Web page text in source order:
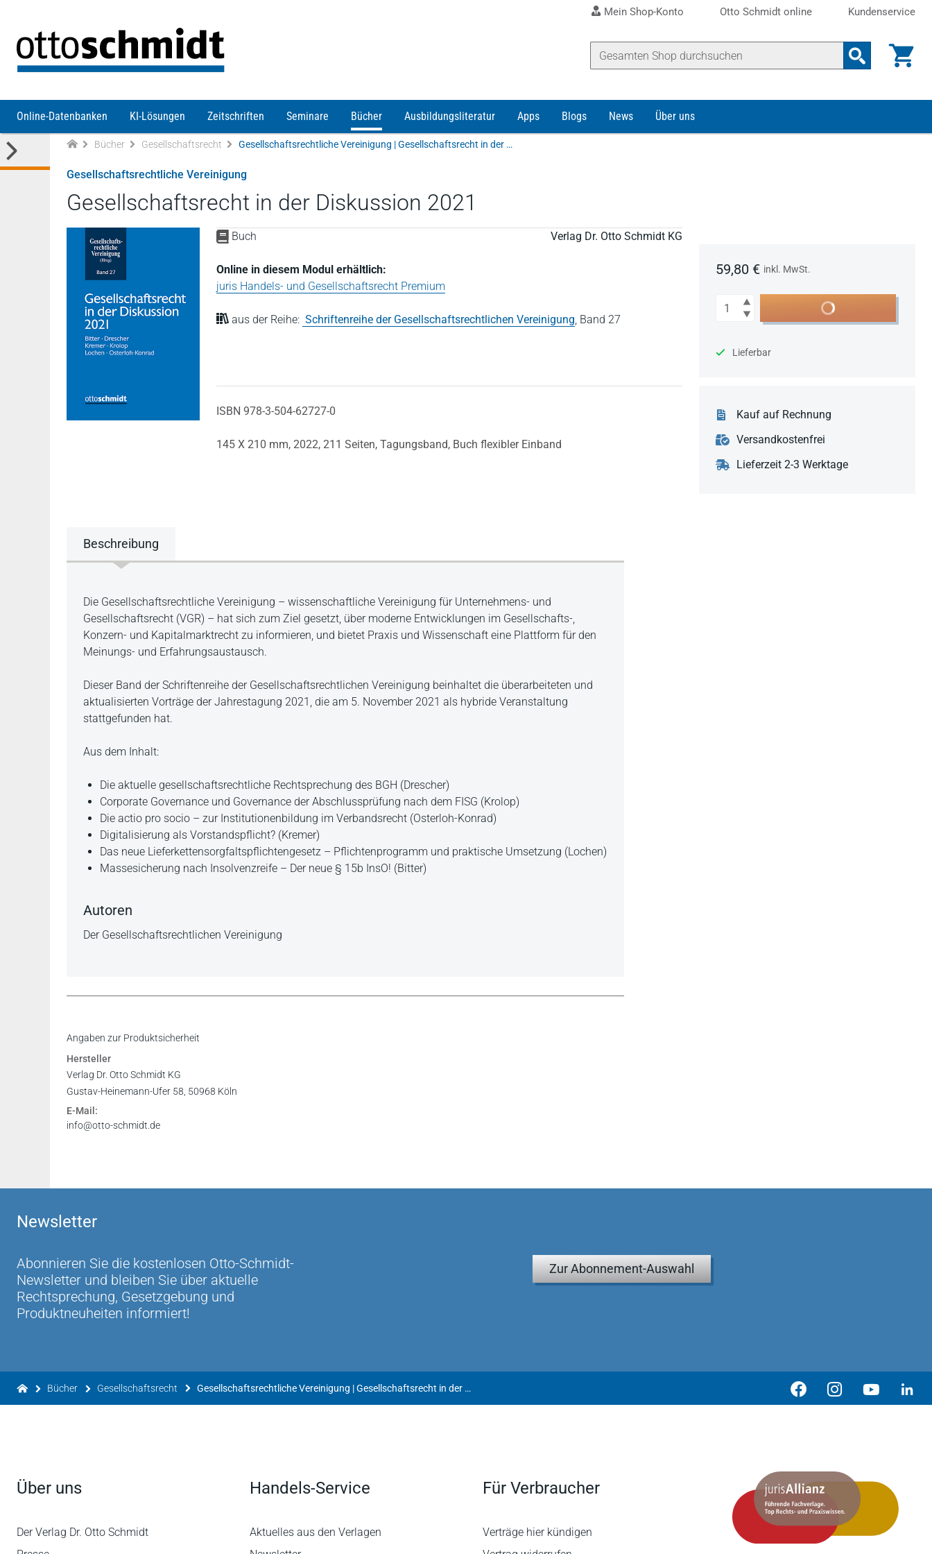
Mein Shop-Konto Otto Schmidt online Kundenservice
Online-Datenbanken KI-Lösungen Zeitschriften Seminare Bücher Ausbildungsliteratur Apps Blogs News Über uns
Bücher Gesellschaftsrecht Gesellschaftsrechtliche Vereinigung | Gesellschaftsrecht in der Diskussion 2021
Gesellschaftsrechtliche Vereinigung
Gesellschaftsrecht in der Diskussion 2021
Buch Verlag Dr. Otto Schmidt KG
Online in diesem Modul erhältlich:
juris Handels- und Gesellschaftsrecht Premium
aus der Reihe: Schriftenreihe der Gesellschaftsrechtlichen Vereinigung, Band 27
ISBN 978-3-504-62727-0
145 X 210 mm, 2022, 211 Seiten, Tagungsband, Buch flexibler Einband
59,80 € inkl. MwSt.
Anzahl In den Warenkorb
Lieferbar
Kauf auf Rechnung
Versandkostenfrei
Lieferzeit 2-3 Werktage
Beschreibung
Beschreibung
Die Gesellschaftsrechtliche Vereinigung – wissenschaftliche Vereinigung für Unternehmens- und
Gesellschaftsrecht (VGR) – hat sich zum Ziel gesetzt, über moderne Entwicklungen im Gesellschafts-,
Konzern- und Kapitalmarktrecht zu informieren, und bietet Praxis und Wissenschaft eine Plattform für den
Meinungs- und Erfahrungsaustausch.
Dieser Band der Schriftenreihe der Gesellschaftsrechtlichen Vereinigung beinhaltet die überarbeiteten und
aktualisierten Vorträge der Jahrestagung 2021, die am 5. November 2021 als hybride Veranstaltung
stattgefunden hat.
Aus dem Inhalt:
Die aktuelle gesellschaftsrechtliche Rechtsprechung des BGH (Drescher)
Corporate Governance und Governance der Abschlussprüfung nach dem FISG (Krolop)
Die actio pro socio – zur Institutionenbildung im Verbandsrecht (Osterloh-Konrad)
Digitalisierung als Vorstandspflicht? (Kremer)
Das neue Lieferkettensorgfaltspflichtengesetz – Pflichtenprogramm und praktische Umsetzung (Lochen)
Massesicherung nach Insolvenzreife – Der neue § 15b InsO! (Bitter)
Autoren
Der Gesellschaftsrechtlichen Vereinigung
Angaben zur Produktsicherheit
Hersteller
Verlag Dr. Otto Schmidt KG
Gustav-Heinemann-Ufer 58, 50968 Köln
E-Mail:
info@otto-schmidt.de
Newsletter
Abonnieren Sie die kostenlosen Otto-Schmidt-
Newsletter und bleiben Sie über aktuelle
Rechtsprechung, Gesetzgebung und
Produktneuheiten informiert!
Zur Abonnement-Auswahl
Bücher Gesellschaftsrecht Gesellschaftsrechtliche Vereinigung | Gesellschaftsrecht in der Diskussion 2021
Über uns
Der Verlag Dr. Otto Schmidt
Handels-Service
Aktuelles aus den Verlagen
Für Verbraucher
Verträge hier kündigen